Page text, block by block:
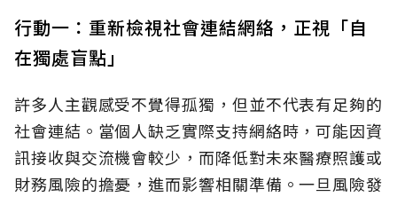
行動一：重新檢視社會連結網絡，正視「自
在獨處盲點」
許多人主觀感受不覺得孤獨，但並不代表有足夠的
社會連結。當個人缺乏實際支持網絡時，可能因資
訊接收與交流機會較少，而降低對未來醫療照護或
財務風險的擔憂，進而影響相關準備。一旦風險發